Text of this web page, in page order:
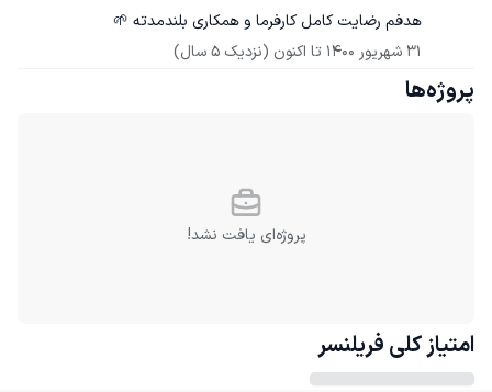
هدفم رضایت کامل کارفرما و همکاری بلندمدته 🌱
31 شهریور 1400
تا اکنون (نزدیک 5 سال)
پروژه‌ها
پروژه‌ای یافت نشد!
امتیاز کلی فریلنسر